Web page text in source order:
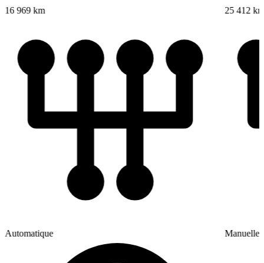
16 969 km
Automatique
25 412
Manuelle